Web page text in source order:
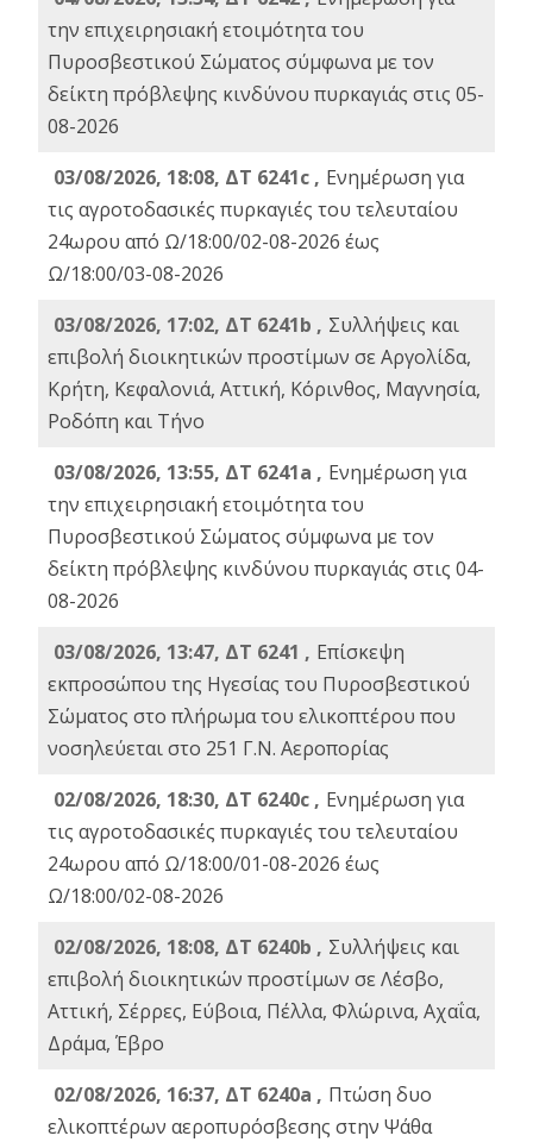
την επιχειρησιακή ετοιμότητα του
Πυροσβεστικού Σώματος σύμφωνα με τον
δείκτη πρόβλεψης κινδύνου πυρκαγιάς στις 05-
08-2026
03/08/2026, 18:08, ΔΤ 6241c , Ενημέρωση για
τις αγροτοδασικές πυρκαγιές του τελευταίου
24ωρου από Ω/18:00/02-08-2026 έως
Ω/18:00/03-08-2026
03/08/2026, 17:02, ΔΤ 6241b , Συλλήψεις και
επιβολή διοικητικών προστίμων σε Αργολίδα,
Κρήτη, Κεφαλονιά, Αττική, Κόρινθος, Μαγνησία,
Ροδόπη και Τήνο
03/08/2026, 13:55, ΔΤ 6241a , Ενημέρωση για
την επιχειρησιακή ετοιμότητα του
Πυροσβεστικού Σώματος σύμφωνα με τον
δείκτη πρόβλεψης κινδύνου πυρκαγιάς στις 04-
08-2026
03/08/2026, 13:47, ΔΤ 6241 , Επίσκεψη
εκπροσώπου της Ηγεσίας του Πυροσβεστικού
Σώματος στο πλήρωμα του ελικοπτέρου που
νοσηλεύεται στο 251 Γ.Ν. Αεροπορίας
02/08/2026, 18:30, ΔΤ 6240c , Ενημέρωση για
τις αγροτοδασικές πυρκαγιές του τελευταίου
24ωρου από Ω/18:00/01-08-2026 έως
Ω/18:00/02-08-2026
02/08/2026, 18:08, ΔΤ 6240b , Συλλήψεις και
επιβολή διοικητικών προστίμων σε Λέσβο,
Αττική, Σέρρες, Εύβοια, Πέλλα, Φλώρινα, Αχαΐα,
Δράμα, Έβρο
02/08/2026, 16:37, ΔΤ 6240a , Πτώση δυο
ελικοπτέρων αεροπυρόσβεσης στην Ψάθα